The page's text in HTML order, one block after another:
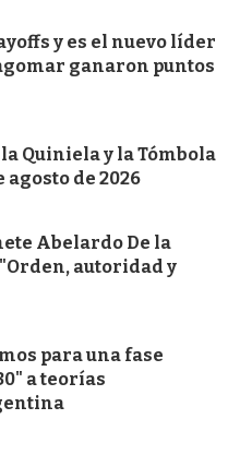
y es el nuevo líder
ganaron puntos
Quiniela y la Tómbola
de 2026
Abelardo De la
autoridad y
para una fase
a teorías